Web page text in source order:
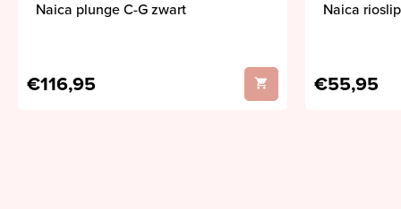
Naica plunge C-G zwart
€116,95
Naica
€55,95